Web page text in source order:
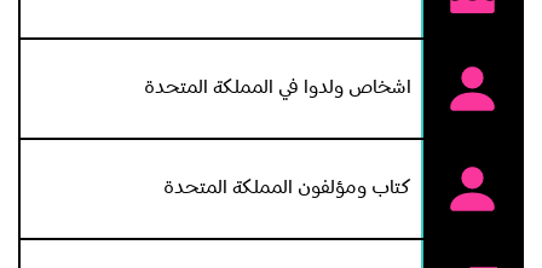
اشخاص ولدوا في المملكة المتحدة
كتاب ومؤلفون المملكة المتحدة